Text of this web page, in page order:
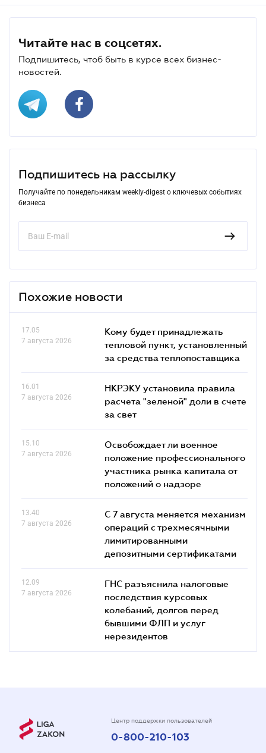
Читайте нас в соцсетях.
Подпишитесь, чтоб быть в курсе всех бизнес-
новостей.
Подпишитесь на рассылку
Получайте по понедельникам weekly-digest о ключевых событиях
бизнеса
Похожие новости
17.05
7 августа 2026
Кому будет принадлежать
тепловой пункт, установленный
за средства теплопоставщика
16.01
7 августа 2026
НКРЭКУ установила правила
расчета "зеленой" доли в счете
за свет
15.10
7 августа 2026
Освобождает ли военное
положение профессионального
участника рынка капитала от
положений о надзоре
13.40
7 августа 2026
С 7 августа меняется механизм
операций с трехмесячными
лимитированными
депозитными сертификатами
12.09
7 августа 2026
ГНС разъяснила налоговые
последствия курсовых
колебаний, долгов перед
бывшими ФЛП и услуг
нерезидентов
Центр поддержки пользователей
0-800-210-103